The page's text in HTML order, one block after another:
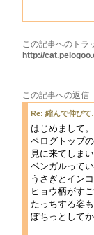
この記事へのトラ
http://
この記事への返信
Re: 縮んで伸び
はじめまして。
ペログトップ
見に来てしま
ベンガルって
うさぎとイン
ヒョウ柄がす
たっちする姿
ぽちっとして